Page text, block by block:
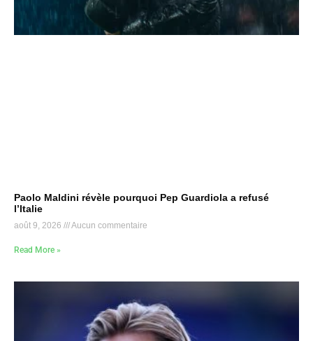
Paolo Maldini révèle pourquoi Pep Guardiola a refusé
l’Italie
août 9, 2026 Aucun commentaire
Read More »